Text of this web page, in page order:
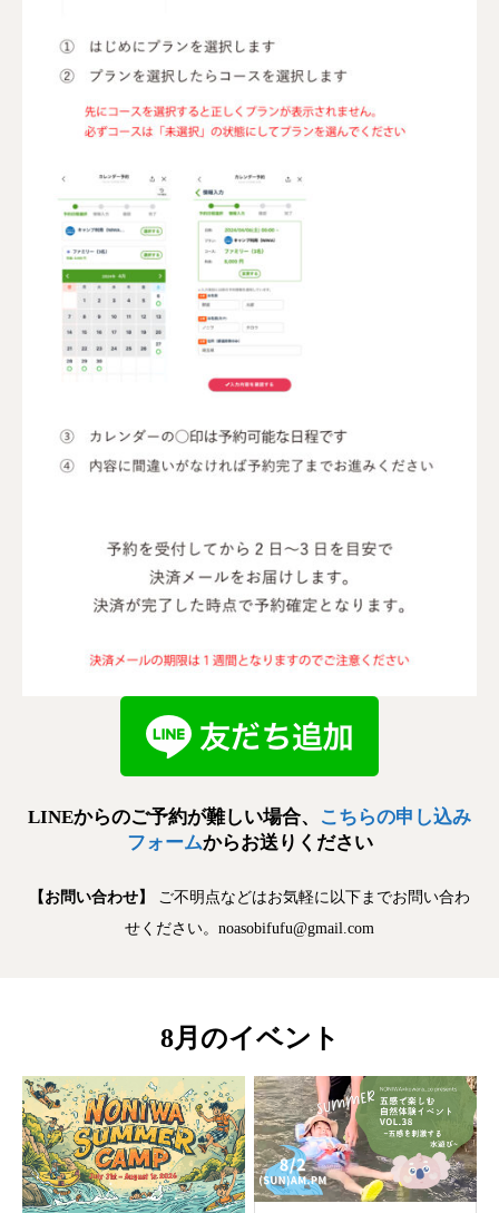
LINEからのご予約が難しい場合、
こちらの申し込み
フォームからお送りください
【お問い合わせ】
ご不明点などはお気軽に以下までお問い合わ
せください。noasobifufu@gmail.com
8月のイベント